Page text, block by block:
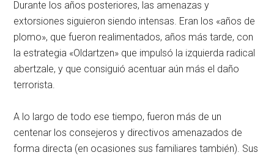
Durante los años posteriores, las amenazas y
extorsiones siguieron siendo intensas. Eran los «años de
plomo», que fueron realimentados, años más tarde, con
la estrategia «Oldartzen» que impulsó la izquierda radical
abertzale, y que consiguió acentuar aún más el daño
terrorista.
A lo largo de todo ese tiempo, fueron más de un
centenar los consejeros y directivos amenazados de
forma directa (en ocasiones sus familiares también). Sus